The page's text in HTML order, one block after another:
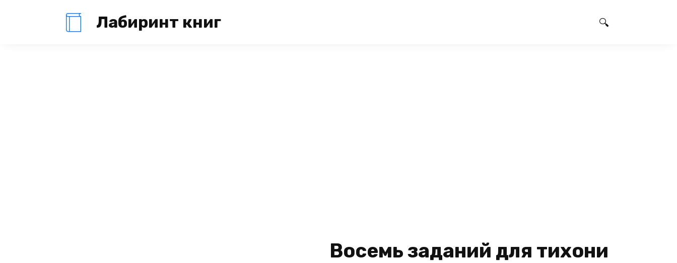
Лабиринт книг
Восемь заданий для тихони